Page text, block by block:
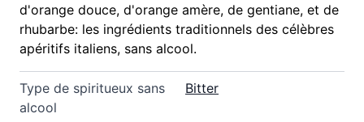
d'orange douce, d'orange amère, de gentiane, et de
rhubarbe: les ingrédients traditionnels des célèbres
apéritifs italiens, sans alcool.
Type de spiritueux sans
alcool
Bitter